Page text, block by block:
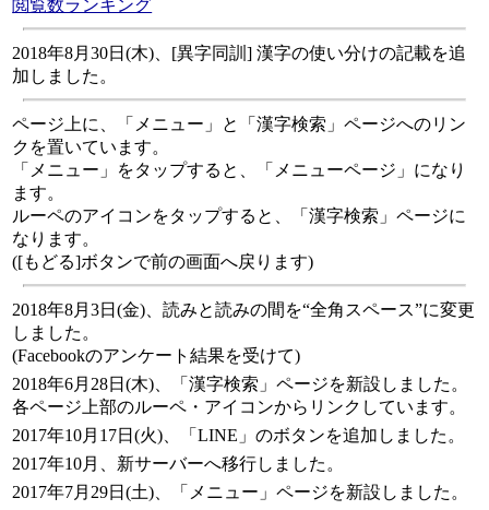
閲覧数ランキング
2018年8月30日(木)、[異字同訓] 漢字の使い分けの記載を追
加しました。
ページ上に、「メニュー」と「漢字検索」ページへのリン
クを置いています。
「メニュー」をタップすると、「メニューページ」になり
ます。
ルーペのアイコンをタップすると、「漢字検索」ページに
なります。
([もどる]ボタンで前の画面へ戻ります)
2018年8月3日(金)、読みと読みの間を“全角スペース”に変更
しました。
(Facebookのアンケート結果を受けて)
2018年6月28日(木)、「漢字検索」ページを新設しました。
各ページ上部のルーペ・アイコンからリンクしています。
2017年10月17日(火)、「LINE」のボタンを追加しました。
2017年10月、新サーバーへ移行しました。
2017年7月29日(土)、「メニュー」ページを新設しました。